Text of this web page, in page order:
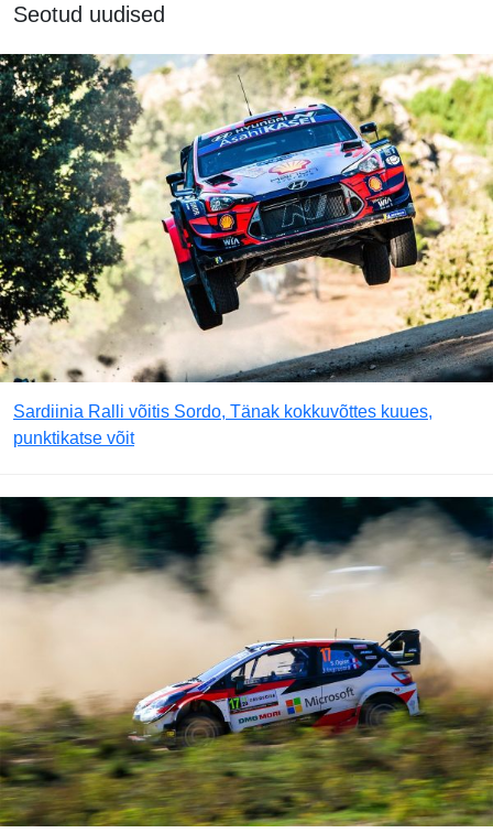
Seotud uudised
Sardiinia Ralli võitis Sordo, Tänak kokkuvõttes kuues,
punktikatse võit